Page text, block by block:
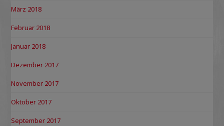
März 2018
Februar 2018
Januar 2018
Dezember 2017
November 2017
Oktober 2017
September 2017